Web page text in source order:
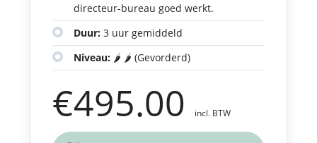
directeur-bureau goed werkt.
Duur: 3 uur gemiddeld
Niveau: 🌶️ 🌶️ (Gevorderd)
€495.00 incl. BTW